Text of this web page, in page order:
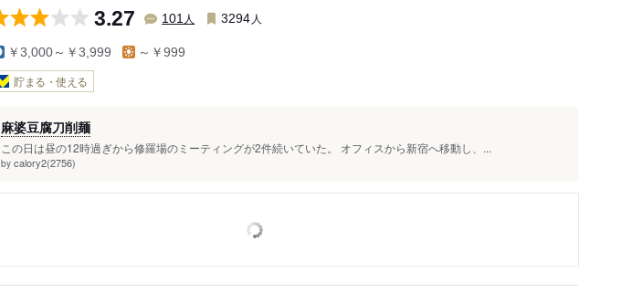
3.27 101 人 3294 人
￥3,000～￥3,999 ～￥999
貯まる・使える
麻婆豆腐刀削麺
この日は昼の12時過ぎから修羅場のミーティングが2件続いていた。 オフィスから新宿へ移動し、...
by calory2(2756)